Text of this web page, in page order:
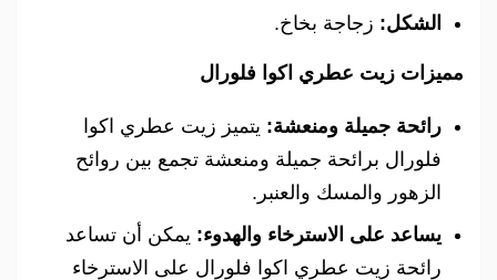
الشكل: زجاجة بخاخ.
مميزات زيت عطري اكوا فلورال
رائحة جميلة ومنعشة: يتميز زيت عطري اكوا
فلورال برائحة جميلة ومنعشة تجمع بين روائح
الزهور والمسك والعنبر.
يساعد على الاسترخاء والهدوء: يمكن أن تساعد
رائحة زيت عطري اكوا فلورال على الاسترخاء